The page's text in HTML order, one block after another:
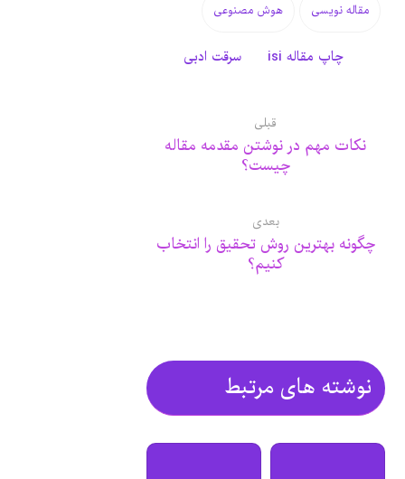
مقاله نویسی هوش مصنوعی
چاپ مقاله isi سرقت ادبی
قبلی
نکات مهم در نوشتن مقدمه مقاله
چیست؟
بعدی
چگونه بهترین روش تحقیق را انتخاب
کنیم؟
نوشته های مرتبط